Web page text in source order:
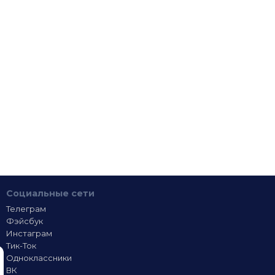
Социальные сети
Телеграм
Фэйсбук
Инстаграм
Тик-Ток
Одноклассники
ВК